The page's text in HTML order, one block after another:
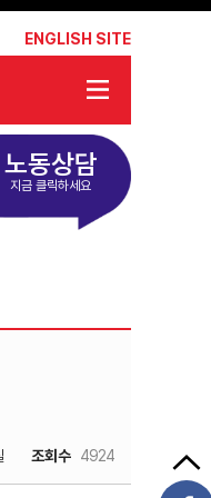
ENGLISH SITE
노동상담
지금 클릭하세요
조회수 4924